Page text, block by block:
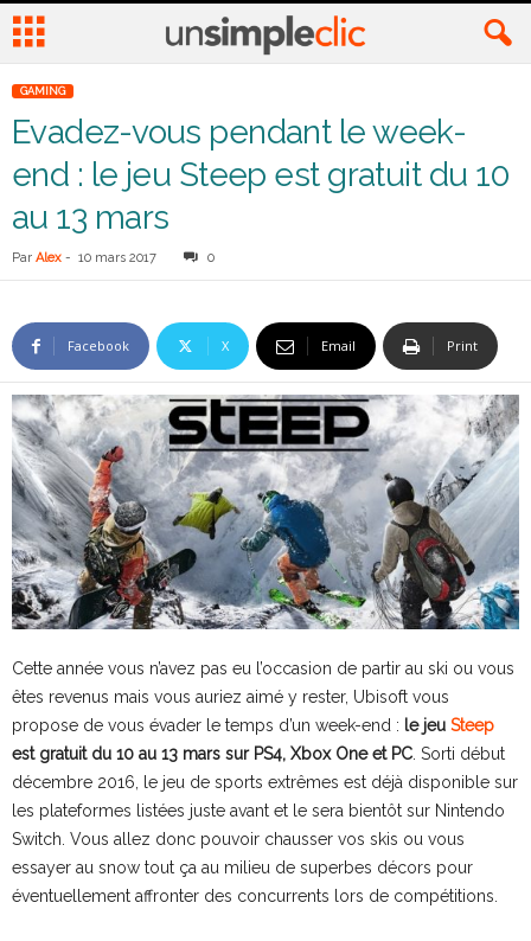
GAMING
Evadez-vous pendant le week-
end : le jeu Steep est gratuit du 10
au 13 mars
Par Alex - 10 mars 2017 0
Facebook X Email Print
Cette année vous n’avez pas eu l’occasion de partir au ski ou vous
êtes revenus mais vous auriez aimé y rester, Ubisoft vous
propose de vous évader le temps d’un week-end : le jeu Steep
est gratuit du 10 au 13 mars sur PS4, Xbox One et PC . Sorti début
décembre 2016, le jeu de sports extrêmes est déjà disponible sur
les plateformes listées juste avant et le sera bientôt sur Nintendo
Switch. Vous allez donc pouvoir chausser vos skis ou vous
essayer au snow tout ça au milieu de superbes décors pour
éventuellement affronter des concurrents lors de compétitions.